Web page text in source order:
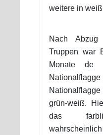
weitere in
Nach Abzug
Truppen war
Monate de
grün-weiß.
das